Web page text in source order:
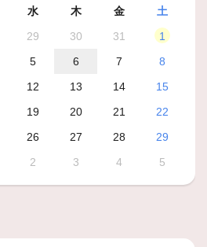
水 木 金
土
29 30 31
1
5 6 7
8
12 13 14
15
19 20 21
22
26 27 28
29
2 3 4 5